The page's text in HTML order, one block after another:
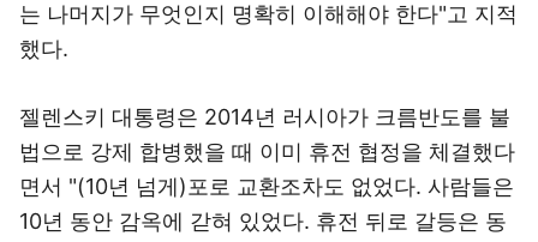
는 나머지가 무엇인지 명확히 이해해야 한다"고 지적
했다.
젤렌스키 대통령은 2014년 러시아가 크름반도를 불
법으로 강제 합병했을 때 이미 휴전 협정을 체결했다
면서 "(10년 넘게)포로 교환조차도 없었다. 사람들은
10년 동안 감옥에 갇혀 있었다. 휴전 뒤로 갈등은 동